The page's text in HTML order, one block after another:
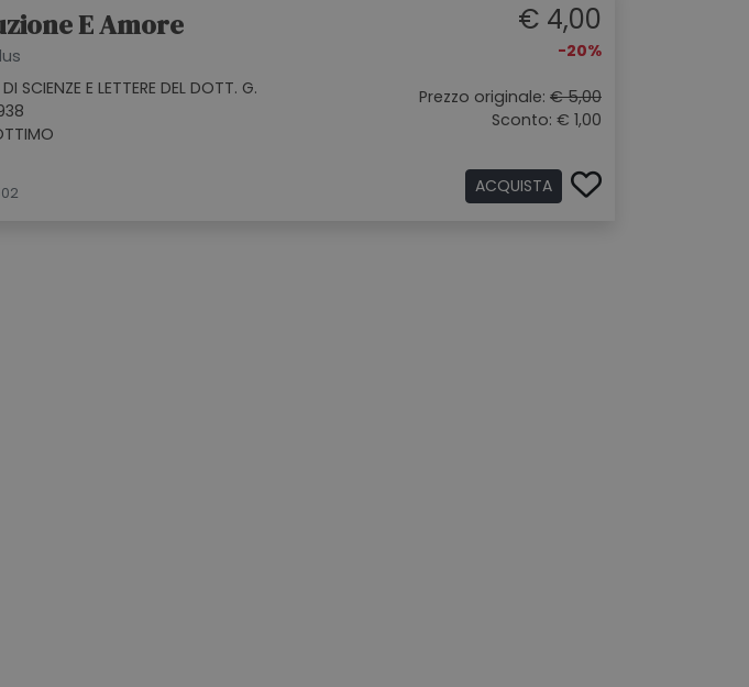
E Amore
DI SCIENZE E LETTERE DEL DOTT. G.
€ 4,00
-20%
Prezzo originale: € 5,00
Sconto: € 1,00
ACQUISTA